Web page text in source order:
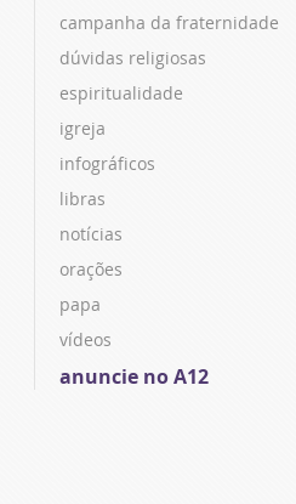
campanha da fraternidade
dúvidas religiosas
espiritualidade
igreja
infográficos
libras
notícias
orações
papa
vídeos
anuncie no A12